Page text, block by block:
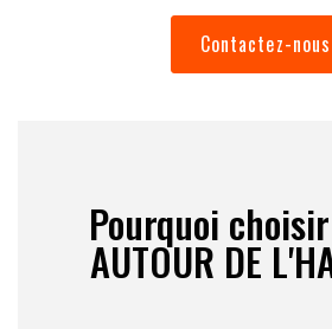
Contactez-nous
Pourquoi
AUTOUR DE